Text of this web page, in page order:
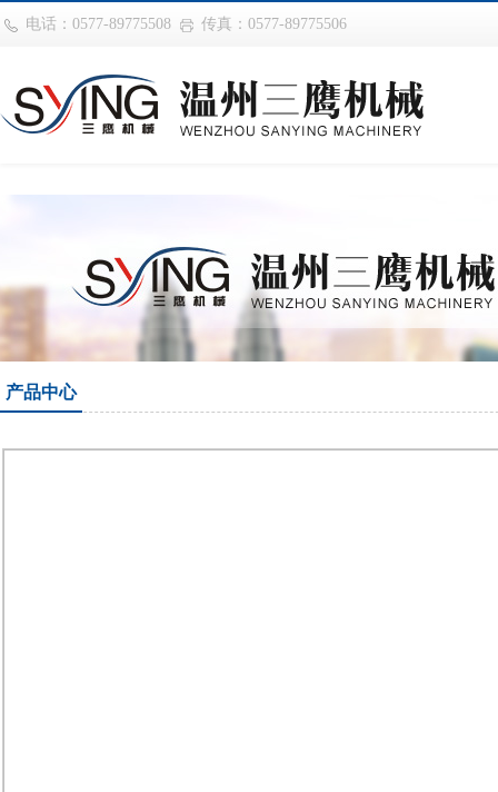
华体会平台
电话：0577-89775508 传真：0577-89775506
产品中心